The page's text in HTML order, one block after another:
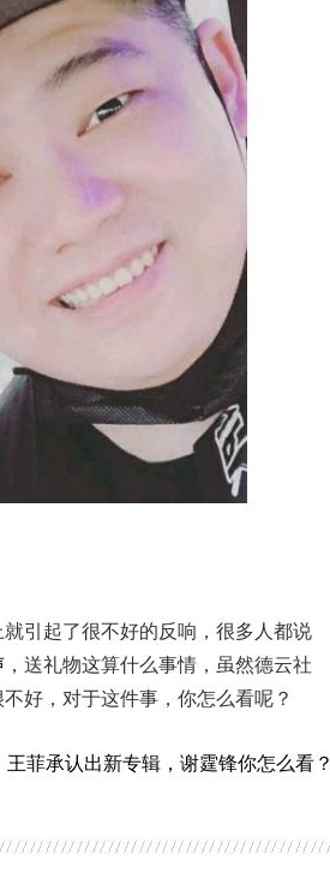
引起了很不好的反响，很多人都说
，送礼物这算什么事情，虽然德云社
好，对于这件事，你怎么看呢？
王菲承认出新专辑，谢霆锋你怎么看？